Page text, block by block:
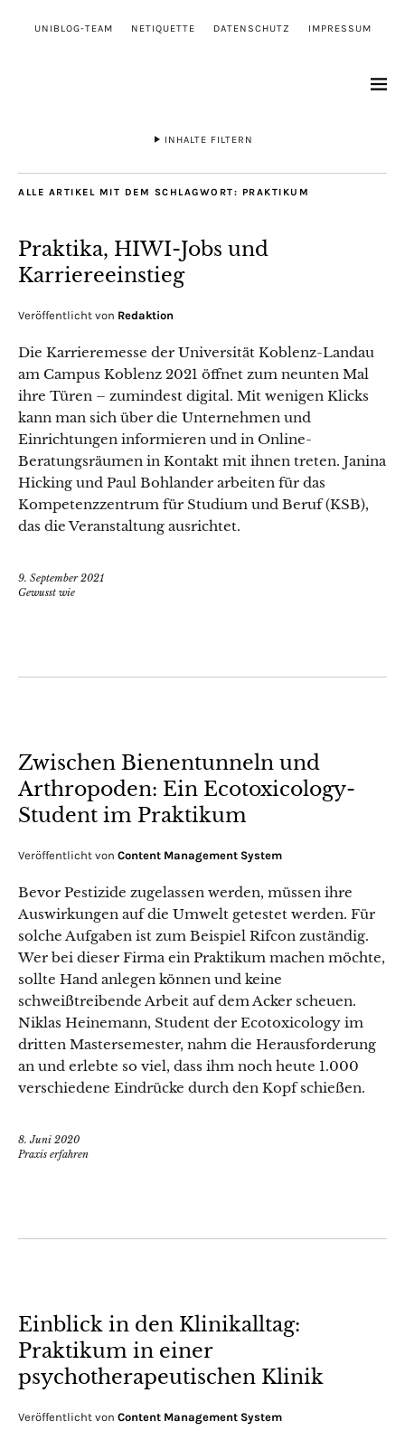
UNIBLOG-TEAM NETIQUETTE DATENSCHUTZ IMPRESSUM
INHALTE FILTERN
ALLE ARTIKEL MIT DEM SCHLAGWORT: PRAKTIKUM
Praktika, HIWI-Jobs und
Karriereeinstieg
Veröffentlicht von Redaktion
Die Karrieremesse der Universität Koblenz-Landau
am Campus Koblenz 2021 öffnet zum neunten Mal
ihre Türen – zumindest digital. Mit wenigen Klicks
kann man sich über die Unternehmen und
Einrichtungen informieren und in Online-
Beratungsräumen in Kontakt mit ihnen treten. Janina
Hicking und Paul Bohlander arbeiten für das
Kompetenzzentrum für Studium und Beruf (KSB),
das die Veranstaltung ausrichtet.
9. September 2021
Gewusst wie
Zwischen Bienentunneln und
Arthropoden: Ein Ecotoxicology-
Student im Praktikum
Veröffentlicht von Content Management System
Bevor Pestizide zugelassen werden, müssen ihre
Auswirkungen auf die Umwelt getestet werden. Für
solche Aufgaben ist zum Beispiel Rifcon zuständig.
Wer bei dieser Firma ein Praktikum machen möchte,
sollte Hand anlegen können und keine
schweißtreibende Arbeit auf dem Acker scheuen.
Niklas Heinemann, Student der Ecotoxicology im
dritten Mastersemester, nahm die Herausforderung
an und erlebte so viel, dass ihm noch heute 1.000
verschiedene Eindrücke durch den Kopf schießen.
8. Juni 2020
Praxis erfahren
Einblick in den Klinikalltag:
Praktikum in einer
psychotherapeutischen Klinik
Veröffentlicht von Content Management System